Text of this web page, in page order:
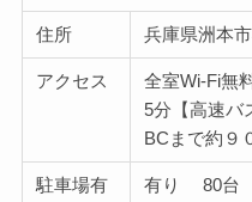
住所 兵庫県洲本
アクセス
全室Wi-Fi無
5分【高速バ
BCまで約９
駐車場有
有り 80台